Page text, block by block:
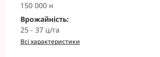
150 000 н
Врожайність:
25 - 37 ц/га
Всі характеристики